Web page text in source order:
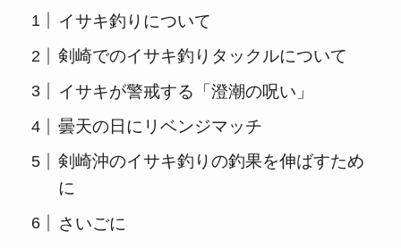
イサキ釣りについて
剣崎でのイサキ釣りタックルについて
イサキが警戒する「澄潮の呪い」
曇天の日にリベンジマッチ
剣崎沖のイサキ釣りの釣果を伸ばすため
に
さいごに